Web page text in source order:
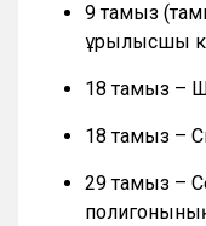
9 тамыз
Құрылысшы
18 тамыз –
18 тамыз –
29 тамыз –